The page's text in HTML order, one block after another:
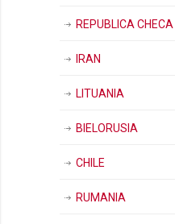
REPUBLICA CHECA
IRAN
LITUANIA
BIELORUSIA
CHILE
RUMANIA